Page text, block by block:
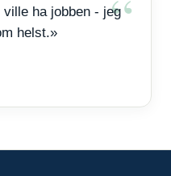
ha jobben - jeg
helst.»